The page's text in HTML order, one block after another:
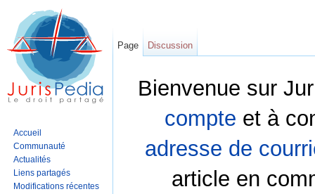
Bienvenue sur
compte et à
adresse de
article en
Page Discussion
Accueil
Communauté
Actualités
Liens partagés
Modifications récentes